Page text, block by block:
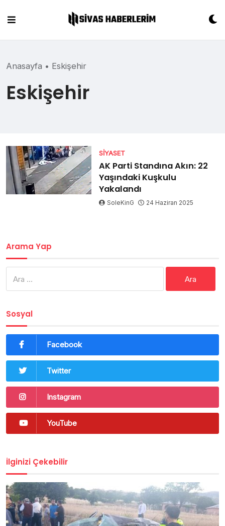
content
Anasayfa • Eskişehir
Eskişehir
SIYASET
AK Parti Standına Akın: 22
Yaşındaki Kuşkulu
Yakalandı
SoleKinG 24 Haziran 2025
Arama Yap
Sosyal
Facebook
Twitter
Instagram
YouTube
İlginizi Çekebilir